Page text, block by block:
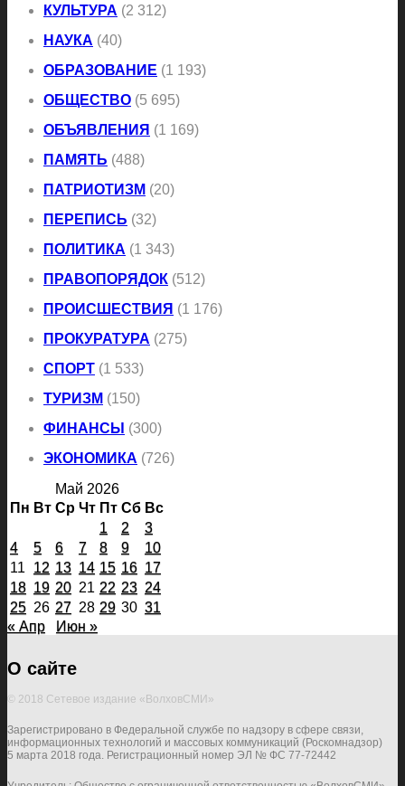
КУЛЬТУРА (2 312)
НАУКА (40)
ОБРАЗОВАНИЕ (1 193)
ОБЩЕСТВО (5 695)
ОБЪЯВЛЕНИЯ (1 169)
ПАМЯТЬ (488)
ПАТРИОТИЗМ (20)
ПЕРЕПИСЬ (32)
ПОЛИТИКА (1 343)
ПРАВОПОРЯДОК (512)
ПРОИСШЕСТВИЯ (1 176)
ПРОКУРАТУРА (275)
СПОРТ (1 533)
ТУРИЗМ (150)
ФИНАНСЫ (300)
ЭКОНОМИКА (726)
Май 2026
Пн Вт Ср Чт Пт Сб Вс
1
2
3
4
5 6 7 8 9
10
11 12 13 14 15 16 17
18 19 20 21 22 23 24
25 26 27 28 29 30 31
« Апр
Июн »
О сайте
© 2018 Сетевое издание «ВолховСМИ»
Зарегистрировано в Федеральной службе по надзору в сфере связи,
информационных технологий и массовых коммуникаций (Роскомнадзор)
5 марта 2018 года. Регистрационный номер ЭЛ № ФС 77-72442